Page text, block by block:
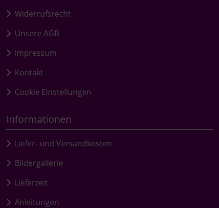
Widerrufsrecht
Unsere AGB
Impressum
Kontakt
Cookie Einstellungen
Informationen
Liefer- und Versandkosten
Bildergallerie
Lieferzeit
Anleitungen